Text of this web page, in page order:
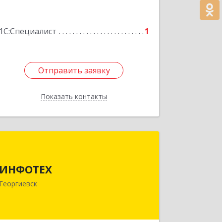
1С:Специалист 1
Отправить заявку
Показать контакты
Отправить заявку
Назад
ИНФОТЕХ
Георгиевск
357823, Ставропольский край,
Георгиевск г, Калинина ул, дом № 97,
Подробнее